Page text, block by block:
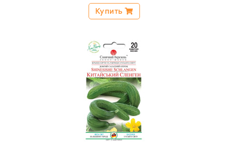
Купить